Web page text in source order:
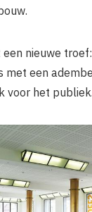
nieuwe
met een
voor het publiek.